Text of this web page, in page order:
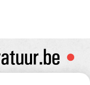
wijziging